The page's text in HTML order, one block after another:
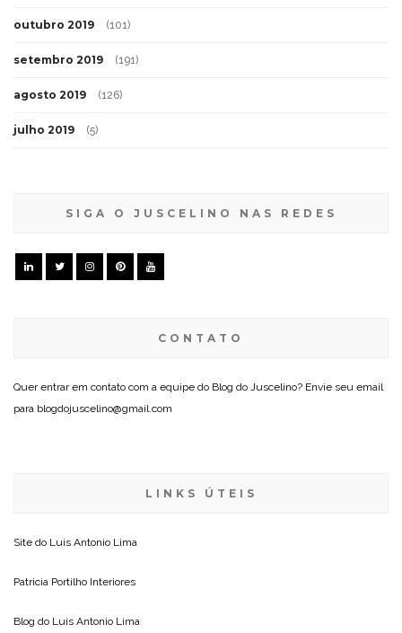
outubro 2019 (101)
setembro 2019 (191)
agosto 2019 (126)
julho 2019 (5)
SIGA O JUSCELINO NAS REDES
CONTATO
Quer entrar em contato com a equipe do Blog do Juscelino? Envie seu email
para blogdojuscelino@gmail.com
LINKS ÚTEIS
Site do Luis Antonio Lima
Patricia Portilho Interiores
Blog do Luis Antonio Lima